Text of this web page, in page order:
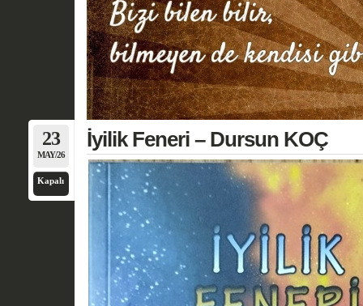
23
MAY/26
Kapalı
İyilik Feneri – Dursun KOÇ